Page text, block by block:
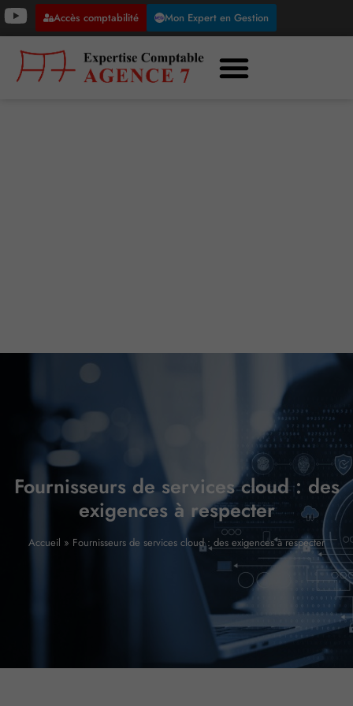
Accès comptabilité Mon Expert en Gestion
Fournisseurs de services cloud : des
exigences à respecter
Accueil » Fournisseurs de services cloud : des exigences à respecter